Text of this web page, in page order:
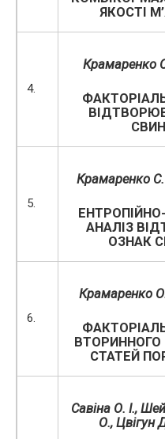
ЯКОСТІ
4.
Крамаренко
5.
Крамаренко С.
АНАЛІЗ
ОЗНАК
6.
Крамаренко
ВТОРИННОГО
СТАТЕЙ
Савіна О. І.,
О., Цвігун